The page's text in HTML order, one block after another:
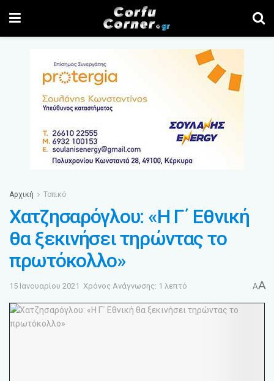
Αρχική Τοπικό
Χατζησαρόγλου: «Η Γ΄ Εθνική
θα ξεκινήσει τηρώντας το
πρωτόκολλο»
15 Ιανουαρίου 2021 Χρόνος Ανάγνωσης: 1 λεπτό AA